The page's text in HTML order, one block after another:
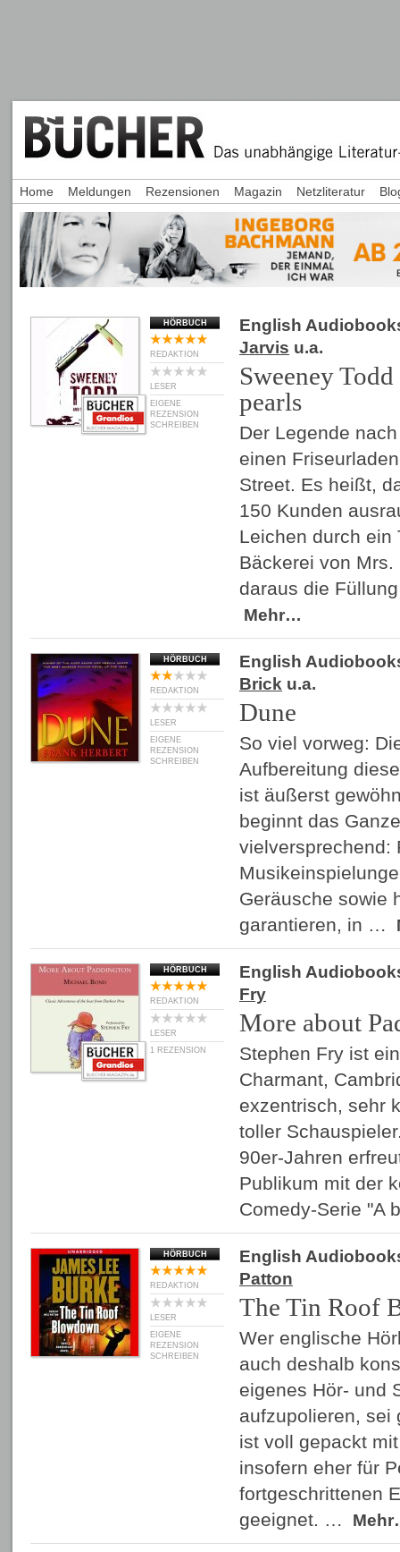
HÖRBUCH
REDAKTION
LESER
EIGENE
REZENSION
SCHREIBEN
English
Jarvis u.a.
Sweeney
pearls
Der Legende
einen
Street. Es heißt,
150 Kunden
Leichen durch ein
Bäckerei von
daraus die
Mehr…
HÖRBUCH
REDAKTION
LESER
EIGENE
REZENSION
SCHREIBEN
English
Brick u.a.
Dune
So viel vorweg:
Aufbereitung
ist äußerst
beginnt das
vielversprechend:
Geräusche sowie
garantieren, in …
HÖRBUCH
REDAKTION
LESER
1 REZENSION
English
Fry
More about
Stephen Fry ist
Charmant,
exzentrisch, sehr
toller
90er-Jahren
Publikum mit der
Comedy-Serie
HÖRBUCH
REDAKTION
LESER
EIGENE
REZENSION
SCHREIBEN
English
Patton
The Tin Roof
Wer englische
auch deshalb
eigenes Hör- und
aufzupolieren, sei
ist voll gepackt
insofern eher für
fortgeschrittenen
geeignet. …
Home Meldungen Rezensionen Magazin Netzliteratur